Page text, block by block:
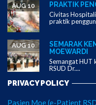
PRAKTIK
AUG 10
Civitas
praktik
SEMARAK
MOEWARDI
AUG 10
Semangat HUT
RSUD Dr....
PRIVACY POLICY
Pasien Moe (e-Patient